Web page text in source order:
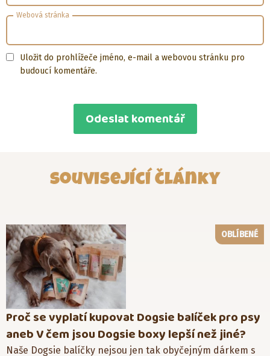
Webová stránka
Uložit do prohlížeče jméno, e-mail a webovou stránku pro
budoucí komentáře.
Související články
OBLÍBENÉ
Proč se vyplatí kupovat Dogsie balíček pro psy
aneb V čem jsou Dogsie boxy lepší než jiné?
Naše Dogsie balíčky nejsou jen tak obyčejným dárkem s